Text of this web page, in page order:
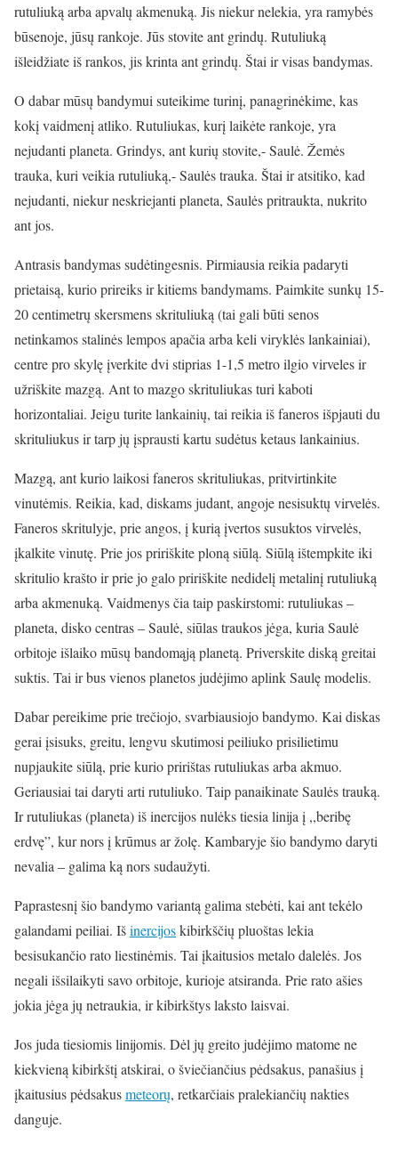
rutuliuką arba apvalų akmenuką. Jis niekur nelekia, yra ramybės
būsenoje, jūsų rankoje. Jūs stovite ant grindų. Rutuliuką
išleidžiate iš rankos, jis krinta ant grindų. Štai ir visas bandymas.
O dabar mūsų bandymui suteikime turinį, panagrinėkime, kas
kokį vaidmenį atliko. Rutuliukas, kurį laikėte rankoje, yra
nejudanti planeta. Grindys, ant kurių stovite,- Saulė. Žemės
trauka, kuri veikia rutuliuką,- Saulės trauka. Štai ir atsitiko, kad
nejudanti, niekur neskriejanti planeta, Saulės pritraukta, nukrito
ant jos.
Antrasis bandymas sudėtingesnis. Pirmiausia reikia padaryti
prietaisą, kurio prireiks ir kitiems bandymams. Paimkite sunkų 15-
20 centimetrų skersmens skrituliuką (tai gali būti senos
netinkamos stalinės lempos apačia arba keli viryklės lankainiai),
centre pro skylę įverkite dvi stiprias 1-1,5 metro ilgio virveles ir
užriškite mazgą. Ant to mazgo skrituliukas turi kaboti
horizontaliai. Jeigu turite lankainių, tai reikia iš faneros išpjauti du
skrituliukus ir tarp jų įsprausti kartu sudėtus ketaus lankainius.
Mazgą, ant kurio laikosi faneros skrituliukas, pritvirtinkite
vinutėmis. Reikia, kad, diskams judant, angoje nesisuktų virvelės.
Faneros skritulyje, prie angos, į kurią įvertos susuktos virvelės,
įkalkite vinutę. Prie jos pririškite ploną siūlą. Siūlą ištempkite iki
skritulio krašto ir prie jo galo pririškite nedidelį metalinį rutuliuką
arba akmenuką. Vaidmenys čia taip paskirstomi: rutuliukas –
planeta, disko centras – Saulė, siūlas traukos jėga, kuria Saulė
orbitoje išlaiko mūsų bandomąją planetą. Priverskite diską greitai
suktis. Tai ir bus vienos planetos judėjimo aplink Saulę modelis.
Dabar pereikime prie trečiojo, svarbiausiojo bandymo. Kai diskas
gerai įsisuks, greitu, lengvu skutimosi peiliuko prisilietimu
nupjaukite siūlą, prie kurio pririštas rutuliukas arba akmuo.
Geriausiai tai daryti arti rutuliuko. Taip panaikinate Saulės trauką.
Ir rutuliukas (planeta) iš inercijos nulėks tiesia linija į ,,beribę
erdvę”, kur nors į krūmus ar žolę. Kambaryje šio bandymo daryti
nevalia – galima ką nors sudaužyti.
Paprastesnį šio bandymo variantą galima stebėti, kai ant tekėlo
galandami peiliai. Išinercijoskibirkščių pluoštas lekia
besisukančio rato liestinėmis. Tai įkaitusios metalo dalelės. Jos
negali išsilaikyti savo orbitoje, kurioje atsiranda. Prie rato ašies
jokia jėga jų netraukia, ir kibirkštys laksto laisvai.
Jos juda tiesiomis linijomis. Dėl jų greito judėjimo matome ne
kiekvieną kibirkštį atskirai, o šviečiančius pėdsakus, panašius į
įkaitusius pėdsakusmeteorų, retkarčiais pralekiančių nakties
danguje.